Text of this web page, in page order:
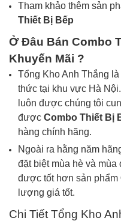
Tham khảo thêm sản
Thiết Bị Bếp
Ở Đâu Bán Combo
Khuyến Mãi ?
Tổng Kho Anh Thắng
thức tại khu vực Hà
luôn được chúng tôi
được Combo Thiết Bị
hàng chính hãng.
Ngoài ra hằng năm
đặt biệt mùa hè và
được tốt hơn sản phẩm
lượng giá tốt.
Chi Tiết Tổng Kho